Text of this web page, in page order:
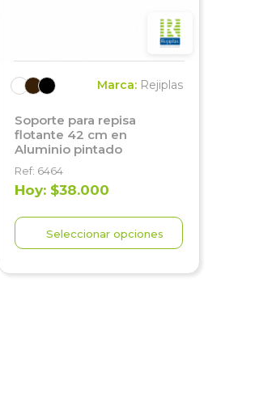
Marca: Rejiplas
Soporte para repisa
flotante 42 cm en
Aluminio pintado
Ref: 6464
Hoy: $38.000
Seleccionar opciones